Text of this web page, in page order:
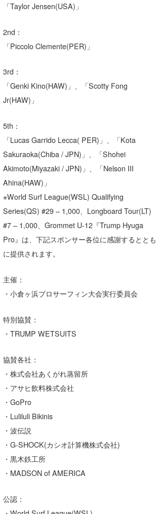
「Taylor Jensen(USA)」
2nd：
「Piccolo Clemente(PER)」
3rd：
「Genki Kino(HAW)」、「Scotty Fong
Jr(HAW)」
5th：
「Lucas Garrido Lecca( PER)」、「Kota
Sakuraoka(Chiba / JPN)」、「Shohei
Akimoto(Miyazaki / JPN)」、「Nelson III
Ahina(HAW)」
※World Surf League(WSL) Qualifying
Series(QS) #29 – 1,000、Longboard Tour(LT)
#7 – 1,000、Grommet U-12『Trump Hyuga
Pro』は、下記スポンサー各位に感謝するととも
に提供されます。
主催：
・小倉ヶ浜プロサーフィン大会実行委員会
特別協賛：
・TRUMP WETSUITS
協賛各社：
・株式会社あくがれ蒸留所
・アサヒ飲料株式会社
・GoPro
・Luliluli Bikinis
・波伝説
・G-SHOCK(カシオ計算機株式会社)
・黒木鉄工所
・MADSON of AMERICA
公認：